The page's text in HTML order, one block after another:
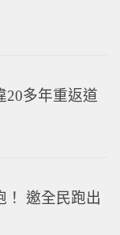
20多年重返道
！ 邀全民跑出